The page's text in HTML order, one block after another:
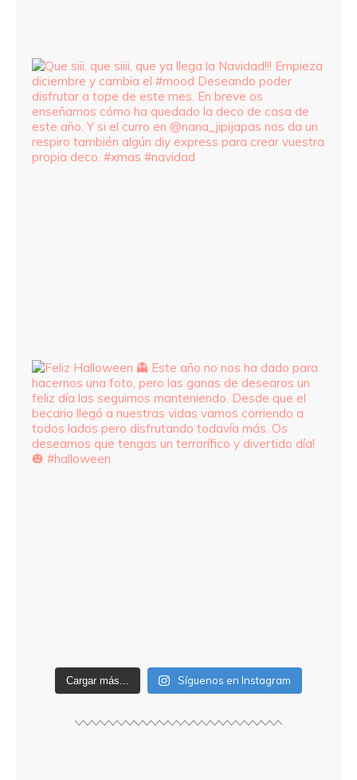
Cargar más... Síguenos en Instagram